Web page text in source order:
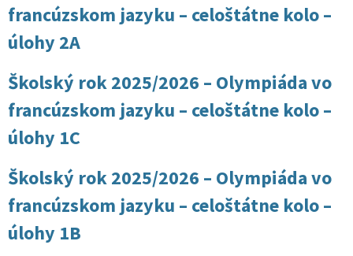
francúzskom jazyku – celoštátne kolo –
úlohy 2A
Školský rok 2025/2026 – Olympiáda vo
francúzskom jazyku – celoštátne kolo –
úlohy 1C
Školský rok 2025/2026 – Olympiáda vo
francúzskom jazyku – celoštátne kolo –
úlohy 1B